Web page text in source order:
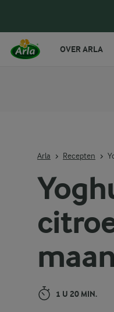
1 U 20 MIN.
Arla Recepten
OVER ARLA